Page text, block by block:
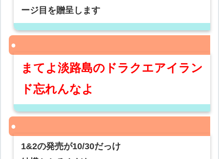
ージ目を贈呈します
まてよ淡路島のドラクエアイラン
ド忘れんなよ
1&2の発売が10/30だっけ